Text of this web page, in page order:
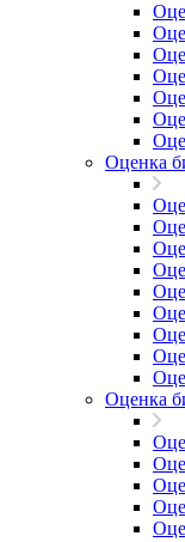
Оценка
Оценка